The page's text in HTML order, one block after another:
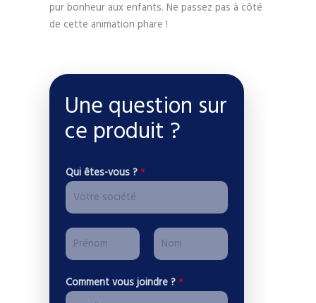
pur bonheur aux enfants. Ne passez pas à côté
de cette animation phare !
Une question sur
ce produit ?
Qui êtes-vous ? *
*
a
d
r
P
r
n
r
o
Comment vous joindre ? *